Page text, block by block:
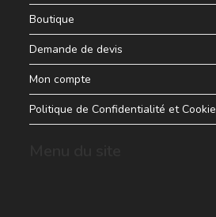
Boutique
Demande de devis
Mon compte
Politique de Confidentialité et Cookie